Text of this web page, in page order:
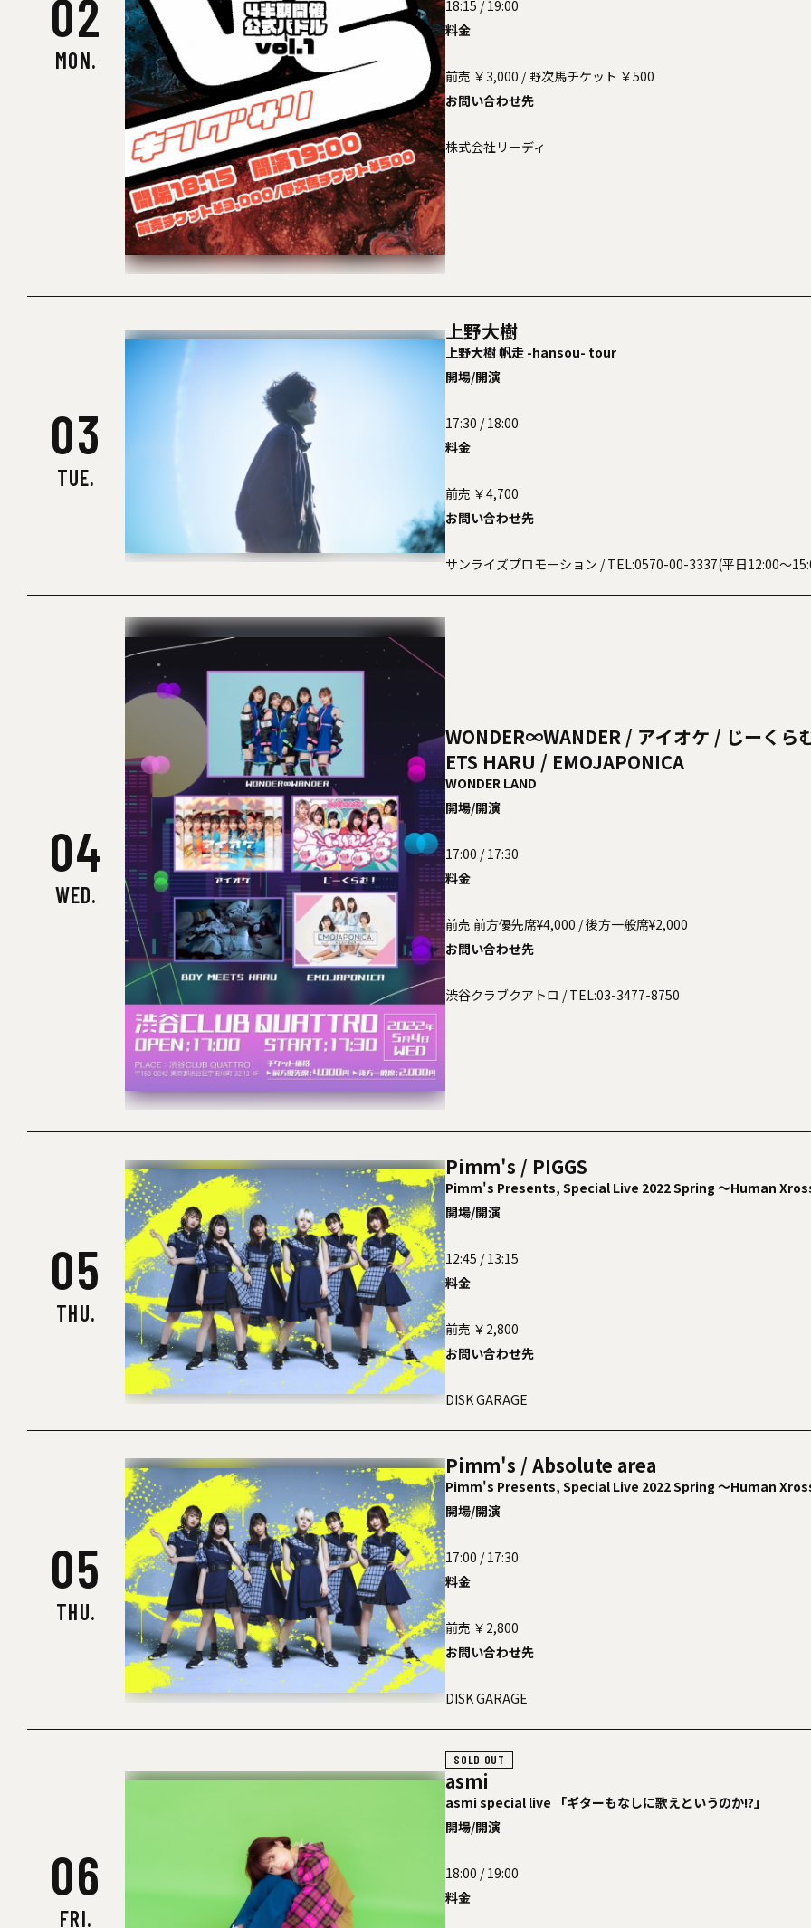
02
MON.
18:15 / 19:00
料金
前売 ￥3,000 / 野次馬チケット ￥500
お問い合わせ先
株式会社リーディ
03
TUE.
上野大樹
上野大樹 帆走 -hansou- tour
開場/開演
17:30 / 18:00
料金
前売 ￥4,700
お問い合わせ先
サンライズプロモーション / TEL:0570-00-3337(平日12:00〜
04
WED.
WONDER∞WANDER / アイオケ / じーくら
ETS HARU / EMOJAPONICA
WONDER LAND
開場/開演
17:00 / 17:30
料金
前売 前方優先席¥4,000 / 後方一般席¥2,000
お問い合わせ先
渋谷クラブクアトロ / TEL:03-3477-8750
05
THU.
Pimm's / PIGGS
Pimm's Presents, Special Live 2022 Spring ～Human
開場/開演
12:45 / 13:15
料金
前売 ￥2,800
お問い合わせ先
DISK GARAGE
05
THU.
Pimm's / Absolute area
Pimm's Presents, Special Live 2022 Spring ～Human
開場/開演
17:00 / 17:30
料金
前売 ￥2,800
お問い合わせ先
DISK GARAGE
06
FRI.
SOLD OUT
asmi
asmi special live 「ギターもなしに歌えというのか!?」
開場/開演
18:00 / 19:00
料金